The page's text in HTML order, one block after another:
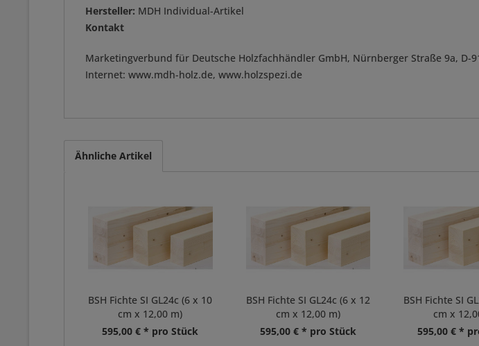
Hersteller: MDH Individual-Artikel
Kontakt
Marketingverbund für Deutsche Holzfachhändler GmbH, Nürnberger Straße 9a, D-
Internet: www.mdh-holz.de, www.holzspezi.de
Ähnliche Artikel
BSH Fichte SI GL24c (6 x 10
cm x 12,00 m)
595,00 € * pro Stück
BSH Fichte SI GL24c (6 x 12
cm x 12,00 m)
595,00 € * pro Stück
BSH Fichte SI
cm x
595,00 € *